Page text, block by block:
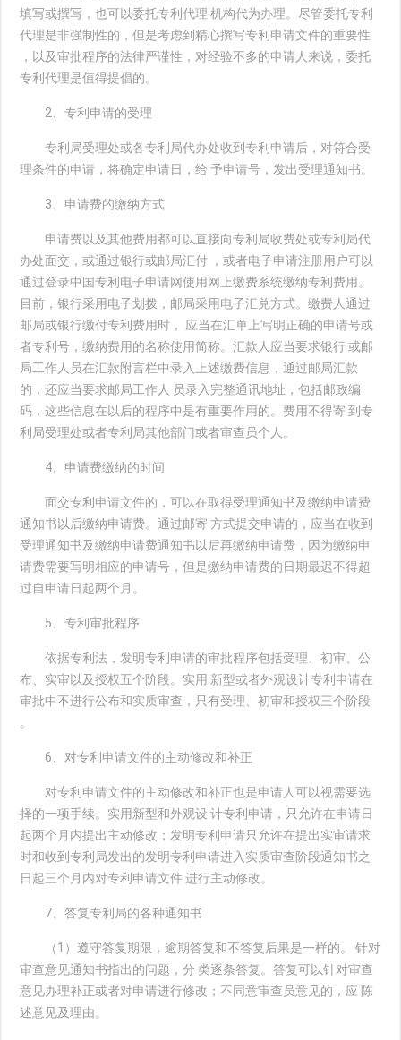
填写或撰写，也可以委托专利代理 机构代为办理。尽管委托专利
代理是非强制性的，但是考虑到精心撰写专利申请文件的重要性
，以及审批程序的法律严谨性，对经验不多的申请人来说，委托
专利代理是值得提倡的。
2、专利申请的受理
专利局受理处或各专利局代办处收到专利申请后，对符合受
理条件的申请，将确定申请日，给 予申请号，发出受理通知书。
3、申请费的缴纳方式
申请费以及其他费用都可以直接向专利局收费处或专利局代
办处面交，或通过银行或邮局汇付 ，或者电子申请注册用户可以
通过登录中国专利电子申请网使用网上缴费系统缴纳专利费用。
目前，银行采用电子划拨，邮局采用电子汇兑方式。缴费人通过
邮局或银行缴付专利费用时， 应当在汇单上写明正确的申请号或
者专利号，缴纳费用的名称使用简称。汇款人应当要求银行 或邮
局工作人员在汇款附言栏中录入上述缴费信息，通过邮局汇款
的，还应当要求邮局工作人 员录入完整通讯地址，包括邮政编
码，这些信息在以后的程序中是有重要作用的。费用不得寄 到专
利局受理处或者专利局其他部门或者审查员个人。
4、申请费缴纳的时间
面交专利申请文件的，可以在取得受理通知书及缴纳申请费
通知书以后缴纳申请费。通过邮寄 方式提交申请的，应当在收到
受理通知书及缴纳申请费通知书以后再缴纳申请费，因为缴纳申
请费需要写明相应的申请号，但是缴纳申请费的日期最迟不得超
过自申请日起两个月。
5、专利审批程序
依据专利法，发明专利申请的审批程序包括受理、初审、公
布、实审以及授权五个阶段。实用 新型或者外观设计专利申请在
审批中不进行公布和实质审查，只有受理、初审和授权三个阶段
。
6、对专利申请文件的主动修改和补正
对专利申请文件的主动修改和补正也是申请人可以视需要选
择的一项手续。实用新型和外观设 计专利申请，只允许在申请日
起两个月内提出主动修改；发明专利申请只允许在提出实审请求
时和收到专利局发出的发明专利申请进入实质审查阶段通知书之
日起三个月内对专利申请文件 进行主动修改。
7、答复专利局的各种通知书
（1）遵守答复期限，逾期答复和不答复后果是一样的。 针对
审查意见通知书指出的问题，分 类逐条答复。答复可以针对审查
意见办理补正或者对申请进行修改；不同意审查员意见的，应 陈
述意见及理由。